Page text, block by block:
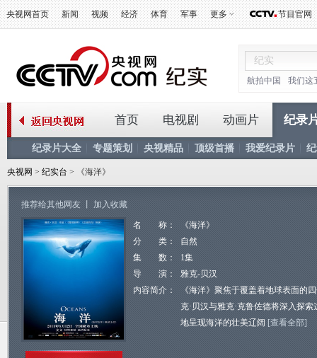
央视网首页 新闻 视频 经济 体育 军事 更多 节目官网
航拍中国 我们这
首页 电视剧 动画片 纪录
纪录片大全 专题策划 央视精品 顶级首播 我爱纪录片
央视网 > 纪实台 > 《海洋》
推荐给其他网友 加入收藏
名 称：
《海洋》
分 类：
自然
集 数：
1集
导 演：
雅克-贝汉
内容简介：
《海洋》聚焦于覆盖着地球表面的
克·贝汉与雅克·克鲁佐德将深入探
地呈现海洋的壮美辽阔 [查看全部]